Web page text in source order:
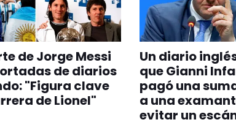
de Jorge Messi
de diarios
"Figura clave
de Lionel"
Un diario
que Gianni
pagó una
a una
evitar un